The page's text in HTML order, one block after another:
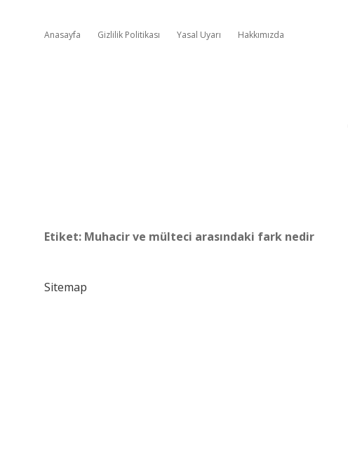
Anasayfa Gizlilik Politikası Yasal Uyarı Hakkımızda
Etiket: Muhacir ve mülteci arasındaki fark nedir
Sitemap